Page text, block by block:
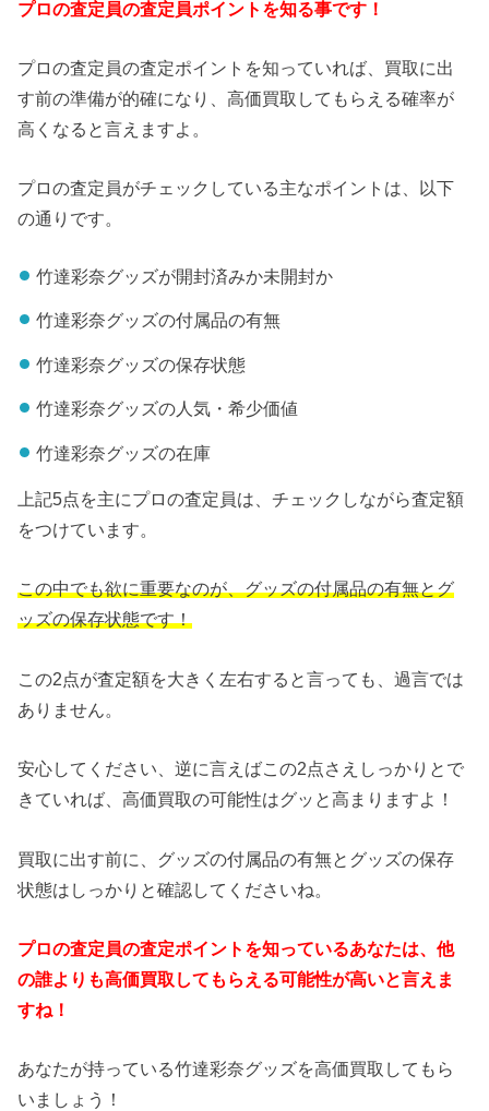
プロの査定員の査定員ポイントを知る事です！
プロの査定員の査定ポイントを知っていれば、買取に出
す前の準備が的確になり、高価買取してもらえる確率が
高くなると言えますよ。
プロの査定員がチェックしている主なポイントは、以下
の通りです。
竹達彩奈グッズが開封済みか未開封か
竹達彩奈グッズの付属品の有無
竹達彩奈グッズの保存状態
竹達彩奈グッズの人気・希少価値
竹達彩奈グッズの在庫
上記5点を主にプロの査定員は、チェックしながら査定額
をつけています。
この中でも欲に重要なのが、グッズの付属品の有無とグ
ッズの保存状態です！
この2点が査定額を大きく左右すると言っても、過言では
ありません。
安心してください、逆に言えばこの2点さえしっかりとで
きていれば、高価買取の可能性はグッと高まりますよ！
買取に出す前に、グッズの付属品の有無とグッズの保存
状態はしっかりと確認してくださいね。
プロの査定員の査定ポイントを知っているあなたは、他
の誰よりも高価買取してもらえる可能性が高いと言えま
すね！
あなたが持っている竹達彩奈グッズを高価買取してもら
いましょう！